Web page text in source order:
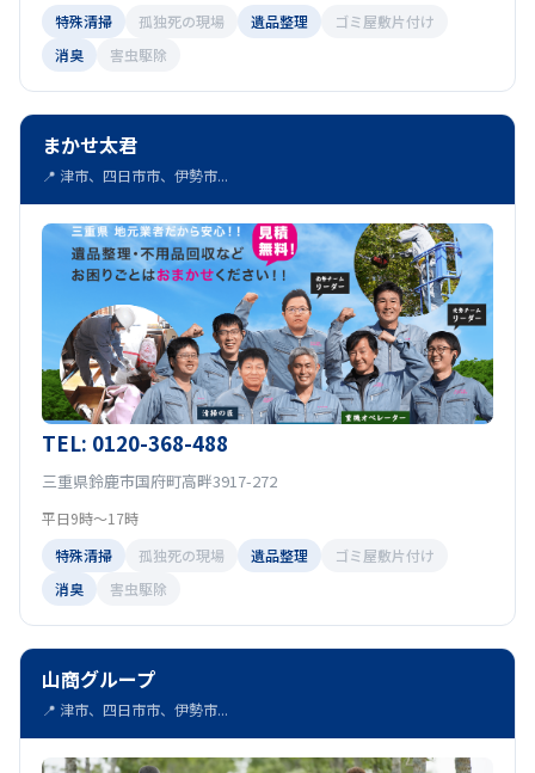
特殊清掃
孤独死の現場 遺品整理
ゴミ屋敷片付け
消臭
害虫駆除
まかせ太君
📍 津市、四日市市、伊勢市...
TEL: 0120-368-488
三重県鈴鹿市国府町高畔3917-272
平日9時～17時
特殊清掃
孤独死の現場 遺品整理
ゴミ屋敷片付け
消臭
害虫駆除
山商グループ
📍 津市、四日市市、伊勢市...